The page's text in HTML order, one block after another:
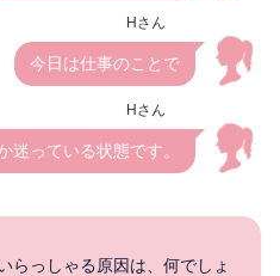
Hさん
今日は仕事のことで
Hさん
迷っている状態です。
らっしゃる原因は、何でしょ